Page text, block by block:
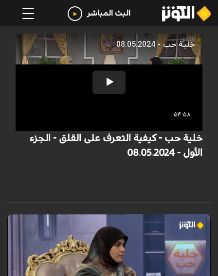
البث المباشر
خلية حب - كيفية التعرف على القلق - الجزء
الأول - 08.05.2024